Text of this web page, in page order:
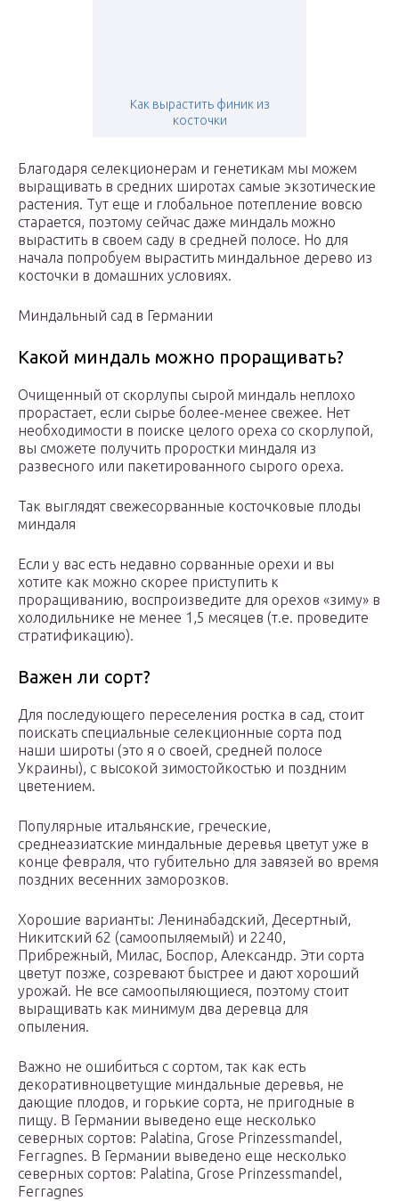
Как вырастить финик из
косточки
Благодаря селекционерам и генетикам мы можем
выращивать в средних широтах самые экзотические
растения. Тут еще и глобальное потепление вовсю
старается, поэтому сейчас даже миндаль можно
вырастить в своем саду в средней полосе. Но для
начала попробуем вырастить миндальное дерево из
косточки в домашних условиях.
Миндальный сад в Германии
Какой миндаль можно проращивать?
Очищенный от скорлупы сырой миндаль неплохо
прорастает, если сырье более-менее свежее. Нет
необходимости в поиске целого ореха со скорлупой,
вы сможете получить проростки миндаля из
развесного или пакетированного сырого ореха.
Так выглядят свежесорванные косточковые плоды
миндаля
Если у вас есть недавно сорванные орехи и вы
хотите как можно скорее приступить к
проращиванию, воспроизведите для орехов «зиму» в
холодильнике не менее 1,5 месяцев (т.е. проведите
стратификацию).
Важен ли сорт?
Для последующего переселения ростка в сад, стоит
поискать специальные селекционные сорта под
наши широты (это я о своей, средней полосе
Украины), с высокой зимостойкостью и поздним
цветением.
Популярные итальянские, греческие,
среднеазиатские миндальные деревья цветут уже в
конце февраля, что губительно для завязей во время
поздних весенних заморозков.
Хорошие варианты: Ленинабадский, Десертный,
Никитский 62 (самоопыляемый) и 2240,
Прибрежный, Милас, Боспор, Александр. Эти сорта
цветут позже, созревают быстрее и дают хороший
урожай. Не все самоопыляющиеся, поэтому стоит
выращивать как минимум два деревца для
опыления.
Важно не ошибиться с сортом, так как есть
декоративноцветущие миндальные деревья, не
дающие плодов, и горькие сорта, не пригодные в
пищу. В Германии выведено еще несколько
северных сортов: Palatina, Grose Prinzessmandel,
Ferragnes. В Германии выведено еще несколько
северных сортов: Palatina, Grose Prinzessmandel,
Ferragnes